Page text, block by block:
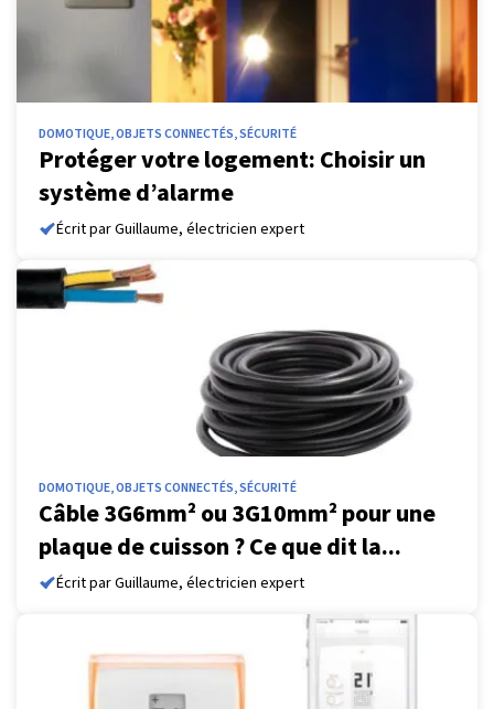
DOMOTIQUE, OBJETS CONNECTÉS, SÉCURITÉ
Protéger votre logement: Choisir un
système d’alarme
Écrit par Guillaume, électricien expert
DOMOTIQUE, OBJETS CONNECTÉS, SÉCURITÉ
Câble 3G6mm² ou 3G10mm² pour une
plaque de cuisson ? Ce que dit la...
Écrit par Guillaume, électricien expert